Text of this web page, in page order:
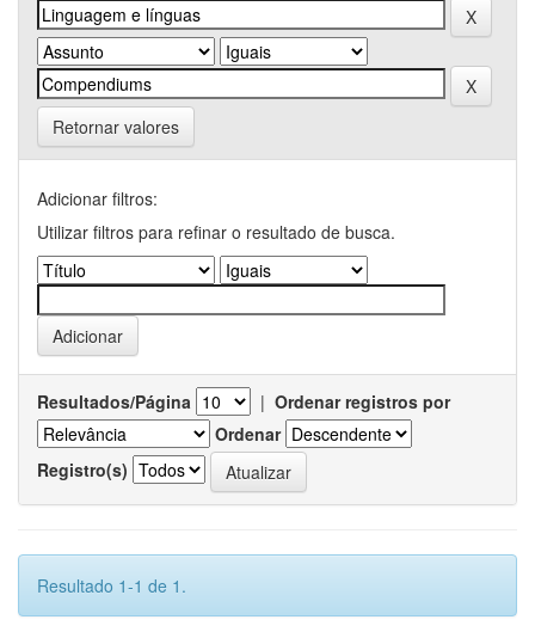
Retornar valores
Adicionar filtros:
Utilizar filtros para refinar o resultado de busca.
Resultados/Página | Ordenar registros por
Ordenar
Registro(s)
Resultado 1-1 de 1.